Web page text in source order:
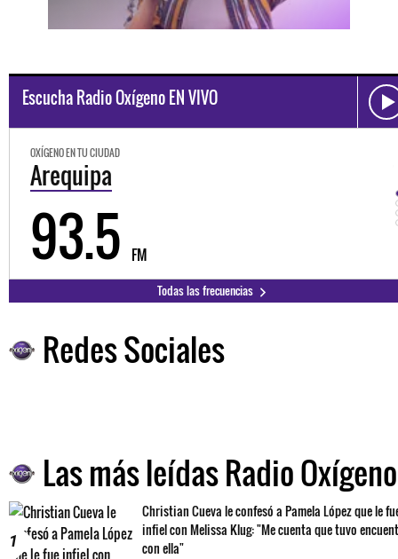
Escucha Radio Oxígeno EN VIVO
OXÍGENO EN TU CIUDAD
Trujillo
98.3 FM
Todas las frecuencias
Redes Sociales
Las más leídas Radio Oxígeno
1
Christian Cueva le confesó a Pamela López que le
infiel con Melissa Klug: "Me cuenta que tuvo
con ella"